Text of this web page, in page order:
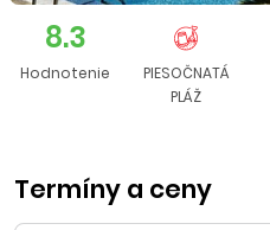
8.3
Hodnotenie
PIESOČNATÁ
PLÁŽ
Termíny a ceny